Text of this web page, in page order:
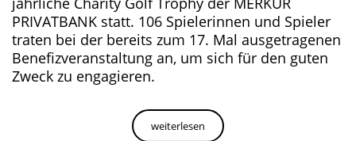
PRIVATBANK statt. 106 Spielerinnen und Spieler
traten bei der bereits zum 17. Mal ausgetragenen
Benefizveranstaltung an, um sich für den guten
Zweck zu engagieren.
weiterlesen